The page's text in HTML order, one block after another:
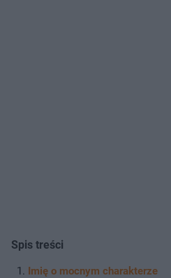
Spis treści
Imię o mocnym charakterze